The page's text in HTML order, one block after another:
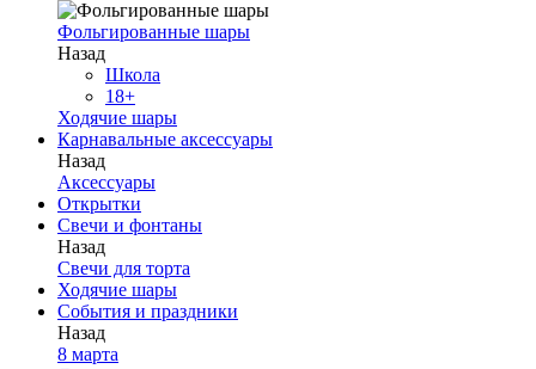
Фольгированные шары
Назад
Школа
18+
Ходячие шары
Карнавальные аксессуары
Назад
Аксессуары
Открытки
Свечи и фонтаны
Назад
Свечи для торта
Ходячие шары
События и праздники
Назад
8 марта